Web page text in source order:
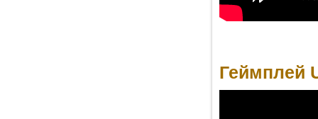
Геймплей